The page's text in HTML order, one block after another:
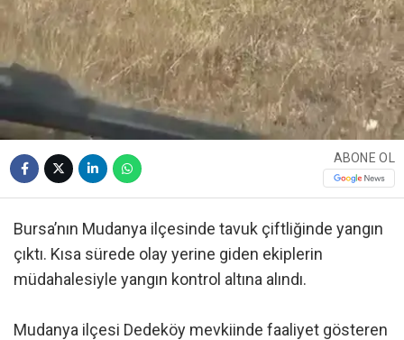
ABONE OL
Bursa’nın Mudanya ilçesinde tavuk çiftliğinde yangın
çıktı. Kısa sürede olay yerine giden ekiplerin
müdahalesiyle yangın kontrol altına alındı.
Mudanya ilçesi Dedeköy mevkiinde faaliyet gösteren